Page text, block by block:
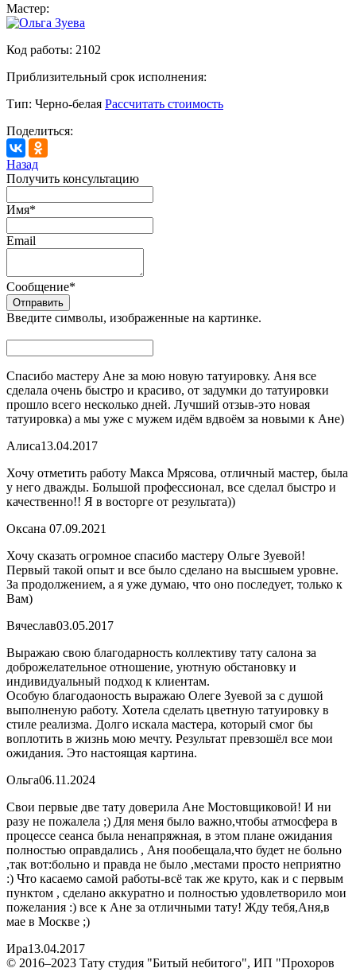
Мастер:
Код работы: 2102
Приблизительный срок исполнения:
Тип: Черно-белая Рассчитать стоимость
Поделиться:
Назад
Получить консультацию
Имя*
Email
Сообщение*
Введите символы, изображенные на картинке.
Спасибо мастеру Ане за мою новую татуировку. Аня все
сделала очень быстро и красиво, от задумки до татуировки
прошло всего несколько дней. Лучший отзыв-это новая
татуировка) а мы уже с мужем идём вдвоём за новыми к Ане)
Алиса13.04.2017
Хочу отметить работу Макса Мрясова, отличный мастер, была
у него дважды. Большой профессионал, все сделал быстро и
качественно!! Я в восторге от результата))
Оксана 07.09.2021
Хочу сказать огромное спасибо мастеру Ольге Зуевой!
Первый такой опыт и все было сделано на высшыем уровне.
За продолжением, а я уже думаю, что оно последует, только к
Вам)
Вячеслав03.05.2017
Выражаю свою благодарность коллективу тату салона за
доброжелательное отношение, уютную обстановку и
индивидуальный подход к клиентам.
Особую благодаоность выражаю Олеге Зуевой за с душой
выполненую работу. Хотела сделать цветную татуировку в
стиле реализма. Долго искала мастера, который смог бы
воплотить в жизнь мою мечту. Результат превзошёл все мои
ожидания. Это настоящая картина.
Ольга06.11.2024
Свои первые две тату доверила Ане Мостовщиковой! И ни
разу не пожалела ;) Для меня было важно,чтобы атмосфера в
процессе сеанса была ненапряжная, в этом плане ожидания
полностью оправдались , Аня пообещала,что будет не больно
,так вот:больно и правда не было ,местами просто неприятно
:) Что касаемо самой работы-всё так же круто, как и с первым
пунктом , сделано аккуратно и полностью удовлетворило мои
пожелания :) все к Ане за отличными тату! Жду тебя,Аня,в
мае в Москве ;)
Ира13.04.2017
© 2016–2023 Тату студия "Битый небитого", ИП "Прохоров